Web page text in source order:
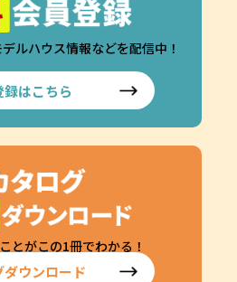
ルハウス情報などを配信中！
はこちら
とがこの1冊でわかる！
ダウンロード